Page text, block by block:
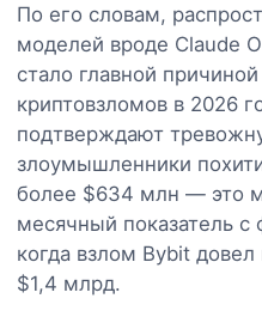
По его словам,
моделей вроде Claude
стало главной
криптовзломов в 2026
подтверждают
злоумышленники
более $634 млн — это
месячный показатель с
когда взлом Bybit
$1,4 млрд.